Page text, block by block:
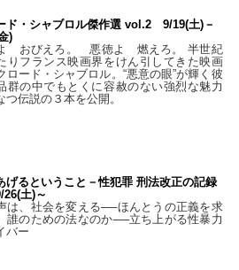
ド・シャブロル傑作選 vol.2 9/19(土)－
)
おびえろ。 悪徳よ 燃えろ。 半世紀
りフランス映画界をけん引してきた映画
ロード・シャブロル。“悪意の眼”が輝く彼
群の中でもとくに容赦のない強烈な魅力
つ伝説の３本を公開。
げるということ－性犯罪 刑法改正の記録
土)～
は、社会を変える──ほんとうの正義を求
誰のための法なのか──立ち上がる性暴力
バー